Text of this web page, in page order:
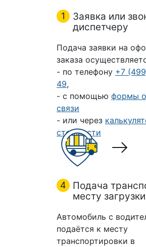
1
Заявка или
диспетчеру
Подача заявки на
заказа
- по телефону +7
49,
- с помощью формы
связи
- или через
стоимости
4
Подача
месту загрузки
Автомобиль с
подаётся к месту
транспортировки в